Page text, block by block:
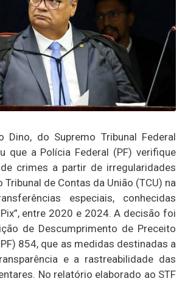
Dino, do Supremo Tribunal Federal
que a Polícia Federal (PF) verifique
crimes a partir de irregularidades
de Contas da União (TCU) na
especiais, conhecidas
entre 2020 e 2024. A decisão foi
de Descumprimento de Preceito
854, que as medidas destinadas a
e a rastreabilidade das
No relatório elaborado ao STF